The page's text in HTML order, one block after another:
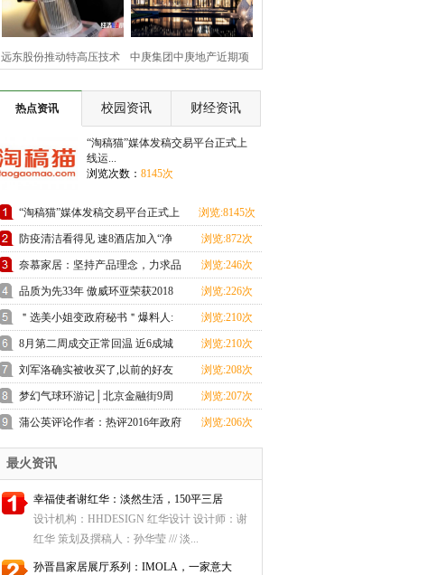
远东股份推动特高压技术 中庚集团中庚地产近期项
热点资讯
校园资讯 财经资讯
“淘稿猫”媒体发稿交易平台正式上
线运...
浏览次数： 8145次
“淘稿猫”媒体发稿交易平台正式上
线运营——专
浏览:8145次
防疫清洁看得见 速8酒店加入“净
安心·房”
浏览:872次
奈慕家居：坚持产品理念，力求品
牌新发展
浏览:246次
品质为先33年 傲威环亚荣获2018
年度中国家具四项
浏览:226次
＂选美小姐变政府秘书＂爆料人:
目的是监督政府(1
浏览:210次
8月第二周成交正常回温 近6成城
市成交环比上升
浏览:210次
刘军洛确实被收买了,以前的好友
爆料
浏览:208次
梦幻气球环游记│北京金融街9周
年店庆献礼
浏览:207次
蒲公英评论作者：热评2016年政府
工作报告
浏览:206次
最火资讯
幸福使者谢红华：淡然生活，150平三居
设计机构：HHDESIGN 红华设计 设计师：谢
红华 策划及撰稿人：孙华莹 /// 淡...
孙晋昌家居展厅系列：IMOLA，一家意大